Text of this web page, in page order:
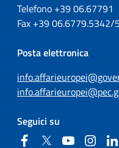
Telefono +3906.67791
Fax +3906.6779.5342/
Posta elettronica
Seguici su
FacebookTwitter YouTube